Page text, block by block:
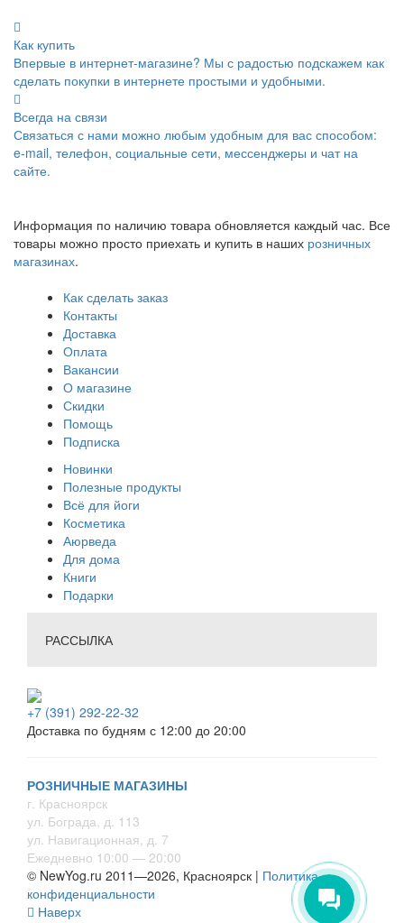
Как купить
Впервые в интернет-магазине? Мы с радостью подскажем как
сделать покупки в интернете простыми и удобными.
Всегда на связи
Связаться с нами можно любым удобным для вас способом:
e-mail, телефон, социальные сети, мессенджеры и чат на
сайте.
Информация по наличию товара обновляется каждый час. Все
товары можно просто приехать и купить в наших розничных
магазинах.
Как сделать заказ
Контакты
Доставка
Оплата
Вакансии
О магазине
Скидки
Помощь
Подписка
Новинки
Полезные продукты
Всё для йоги
Косметика
Аюрведа
Для дома
Книги
Подарки
РАССЫЛКА
+7 (391) 292-22-32
Доставка по будням с 12:00 до 20:00
РОЗНИЧНЫЕ МАГАЗИНЫ
г. Красноярск
ул. Бограда, д. 113
ул. Навигационная, д. 7
Ежедневно 10:00 — 20:00
© NewYog.ru 2011—2026, Красноярск | Политика
конфиденциальности
Наверх